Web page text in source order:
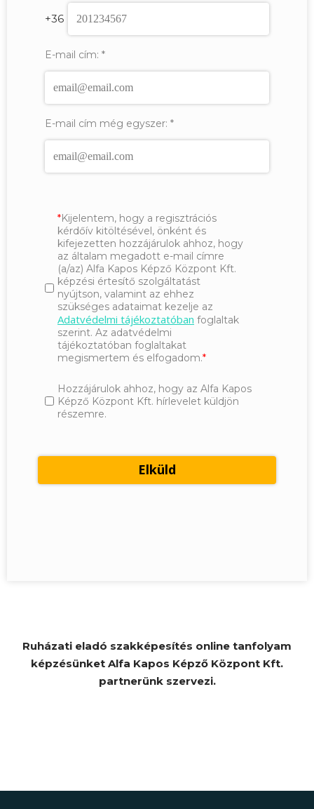
+36
E-mail cím: *
E-mail cím még egyszer: *
Kijelentem, hogy a regisztrációs
kérdőív kitöltésével, önként és
kifejezetten hozzájárulok ahhoz, hogy
az általam megadott e-mail címre
(a/az) Alfa Kapos Képző Központ Kft.
képzési értesítő szolgáltatást
nyújtson, valamint az ehhez
szükséges adataimat kezelje az
Adatvédelmi tájékoztatóban foglaltak
szerint. Az adatvédelmi
tájékoztatóban foglaltakat
megismertem és elfogadom.
Hozzájárulok ahhoz, hogy az Alfa Kapos
Képző Központ Kft. hírlevelet küldjön
részemre.
Ruházati eladó szakképesítés online tanfolyam
képzésünket Alfa Kapos Képző Központ Kft.
partnerünk szervezi.